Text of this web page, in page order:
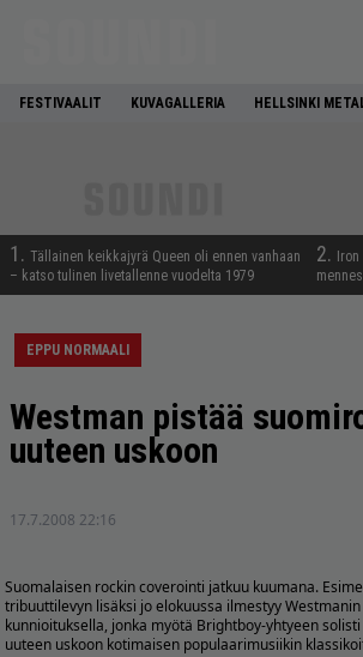
FESTIVAALIT KUVAGALLERIA HELLSINKI
1. Tällainen keikkajyrä Queen oli ennen vanhaan
– katso tulinen livetallenne vuodelta 1979
2.
EPPU NORMAALI
Westman pistää
uuteen uskoon
17.7.2008 22:16
Suomalaisen rockin coverointi jatkuu kuumana.
tribuuttilevyn lisäksi jo elokuussa ilmestyy
kunnioituksella, jonka myötä Brightboy-yhtyeen
uuteen uskoon kotimaisen populaarimusiikin